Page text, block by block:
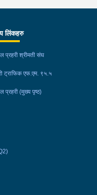
।
लिंकहरु
प्रहरी श्रीमती संघ
ट्राफिक एफ.एम. ९५.५
प्रहरी (मुख्य पृष्ठ)